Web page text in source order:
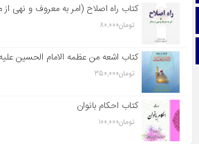
اینستاگرام
تلگرام
کتاب راه اصلاح (امر به معروف و نهی از
تومان80,000
کتاب اشعه من عظمه الامام الحسین
تومان350,000
کتاب احکام بانوان
تومان100,000